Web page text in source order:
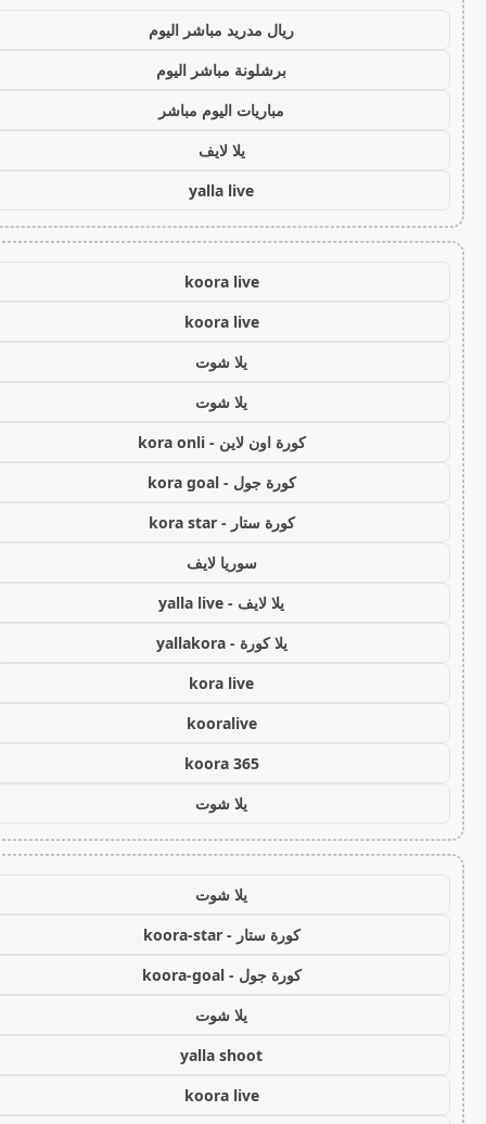
ريال مدريد مباشر اليوم
برشلونة مباشر اليوم
مباريات اليوم مباشر
يلا لايف
yalla live
koora live
koora live
يلا شوت
يلا شوت
كورة اون لاين - kora onli
كورة جول - kora goal
كورة ستار - kora star
سوريا لايف
يلا لايف - yalla live
يلا كورة - yallakora
kora live
kooralive
koora 365
يلا شوت
يلا شوت
كورة ستار - koora-star
كورة جول - koora-goal
يلا شوت
yalla shoot
koora live